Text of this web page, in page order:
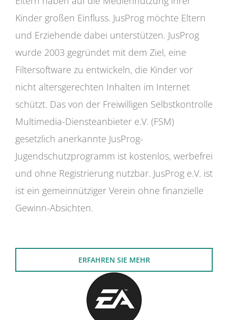
Kinder großen Einfluss. JusProg möchte Eltern
und Erziehende dabei unterstützen. JusProg
wurde 2003 gegründet mit dem Ziel, eine
Filtersoftware zu entwickeln, die Kinder vor
nicht altersgerechten Inhalten im Internet
schützt. Das von der Freiwilligen Selbstkontrolle
Multimedia-Diensteanbieter e.V. (FSM)
gesetzlich anerkannte JusProg-
Jugendschutzprogramm ist kostenlos, werbefrei
und ohne Registrierung nutzbar. JusProg e.V. ist
ist ein gemeinnütziger Verein ohne finanzielle
Gewinn-Absichten.
ERFAHREN SIE MEHR